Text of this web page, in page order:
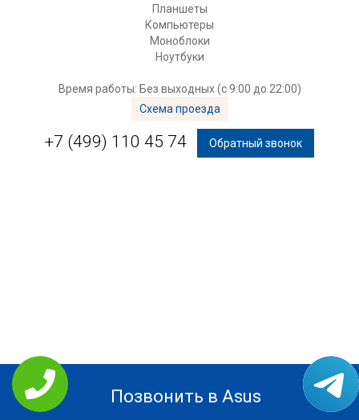
Планшеты
Компьютеры
Моноблоки
Ноутбуки
Время работы: Без выходных (с 9:00 до 22:00)
Схема проезда
+7 (499) 110 45 74 Обратный звонок
Позвонить в Asus